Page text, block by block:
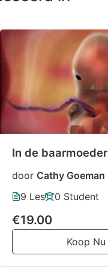
In de baarmoeder
door Cathy Goeman
9 Les
0 Student
€19.00
Koop Nu